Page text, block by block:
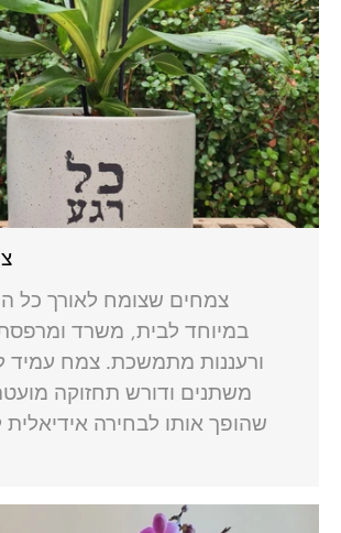
צמחים שצומח לאורך כל
במיוחד לבית, משרד
ורעננות מתמשכת. צמח עמיד
משתנים ודורש תחזוקה
שהופך אותו לבחירה אידיאלית